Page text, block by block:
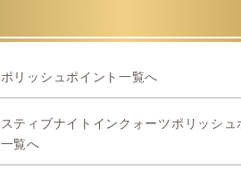
ポリッシュポイント一覧へ
スティブナイトインクォーツポリッシュ
一覧へ